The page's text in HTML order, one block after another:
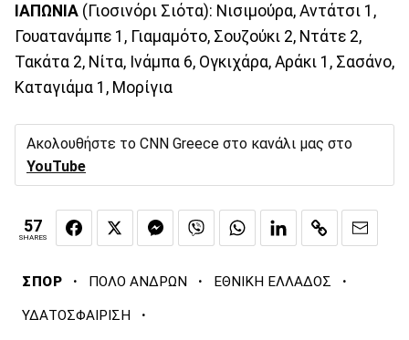
ΙΑΠΩΝΙΑ (Γιοσινόρι Σιότα): Νισιμούρα, Αντάτσι 1,
Γουατανάμπε 1, Γιαμαμότο, Σουζούκι 2, Ντάτε 2,
Τακάτα 2, Νίτα, Ινάμπα 6, Ογκιχάρα, Αράκι 1, Σασάνο,
Καταγιάμα 1, Μορίγια
Ακολουθήστε το CNN Greece στο κανάλι μας στο
YouTube
57
SHARES
ΣΠΟΡ · ΠΟΛΟ ΑΝΔΡΩΝ · ΕΘΝΙΚΗ ΕΛΛΑΔΟΣ ·
ΥΔΑΤΟΣΦΑΙΡΙΣΗ ·